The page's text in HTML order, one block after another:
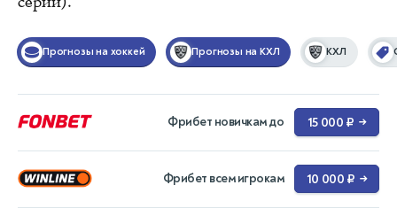
Прогнозы на хоккей Прогнозы на КХЛ КХЛ
Фрибет новичкам до 15 000 ₽ →
Фрибет всем игрокам 10 000 ₽ →